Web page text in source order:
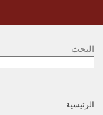
البحث
الرئيسية